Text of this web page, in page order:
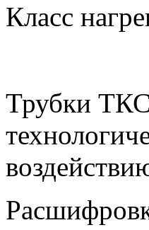
Класс
Трубки